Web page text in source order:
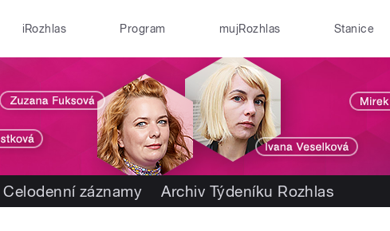
iRozhlas Program mujRozhlas Stanice
Celodenní záznamy Archiv Týdeníku Rozhlas